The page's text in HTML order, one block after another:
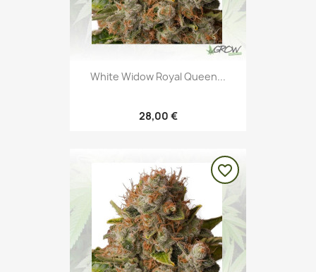
White Widow Royal Queen...
28,00 €
favorite_border